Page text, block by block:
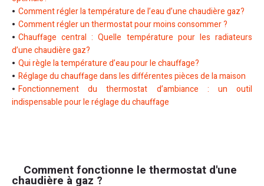
Comment régler la température de l’eau d’une chaudière gaz?
Comment régler un thermostat pour moins consommer ?
Chauffage central : Quelle température pour les radiateurs
d’une chaudière gaz?
Qui règle la température d’eau pour le chauffage?
Réglage du chauffage dans les différentes pièces de la maison
Fonctionnement du thermostat d’ambiance : un outil
indispensable pour le réglage du chauffage
Comment fonctionne le thermostat d'une
chaudière à gaz ?